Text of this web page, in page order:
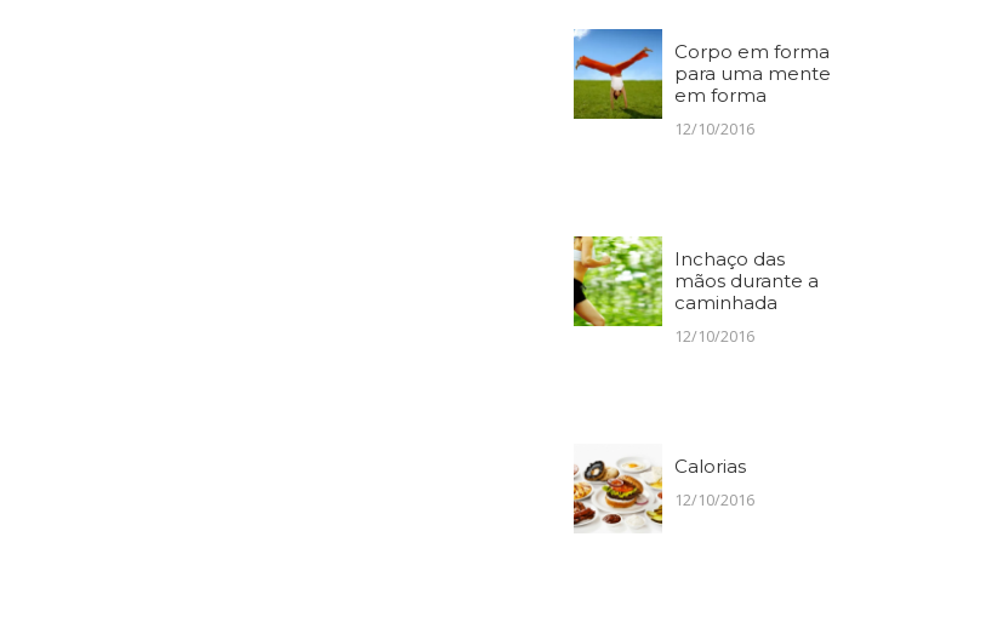
Corpo em forma
para uma mente
em forma
12/10/2016
Inchaço das
mãos durante a
caminhada
12/10/2016
Calorias
12/10/2016